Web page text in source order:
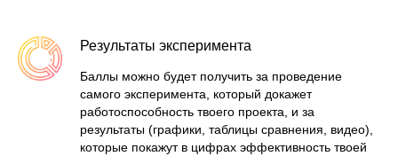
Результаты эксперимента
Баллы можно будет получить за проведение
самого эксперимента, который докажет
работоспособность твоего проекта, и за
результаты (графики, таблицы сравнения, видео),
которые покажут в цифрах эффективность твоей